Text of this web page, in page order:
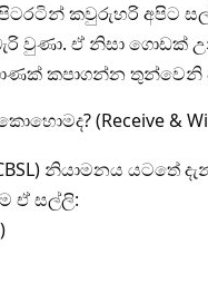
කවුරුහරි අපිට
වුණා. ඒ නිසා
කපාගන්න තුන්වෙනි
(Receive &
(CBSL) නියාමනය
ඒ සල්ලි: